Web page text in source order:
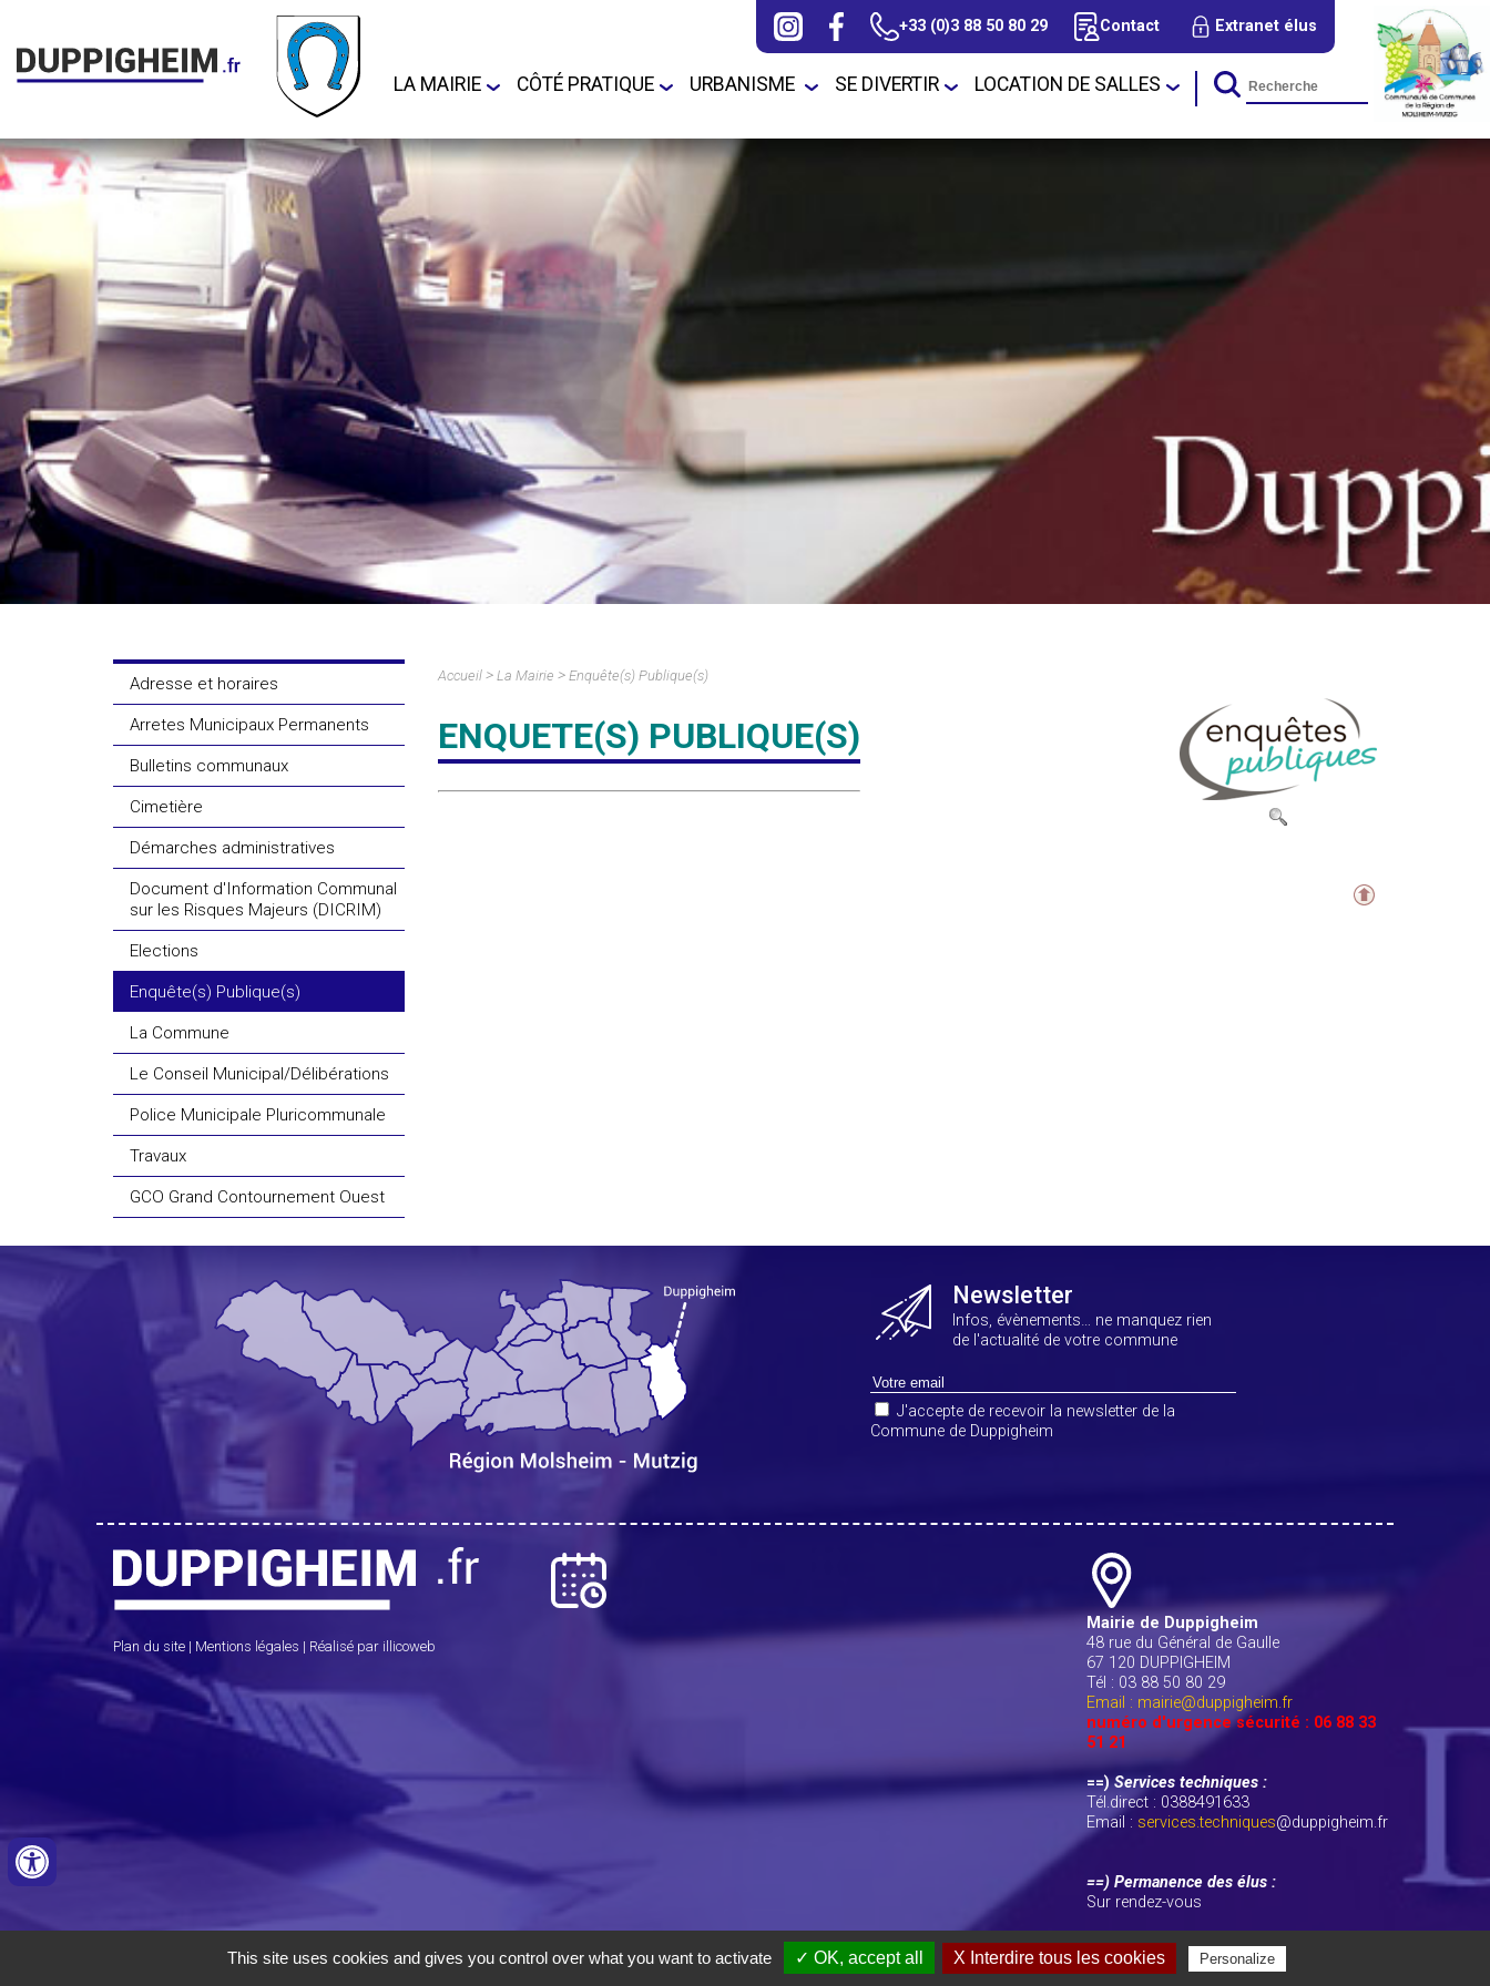
+33 (0)3 88 50 80 29 Contact Extranet élus
LA MAIRIE
Adresse et horaires
Permanents
Bulletins communaux
Cimetière
Document
d'Information
Communal sur les
Risques Majeurs
(DICRIM)
Elections
Enquête(s) Publique(s)
La Commune
Le Conseil
Municipal/Délibérations
Police Municipale
Pluricommunale
GCO Grand
Contournement Ouest
CÔTÉ PRATIQUE
CCAS / Actions /
services sociaux
APC (Agence Postale
Communale)
Bibliothèque
Chasse/Pêche
Communauté de
Ecoles/Education/Petite
Enfance
Commerces, Artisans,
Entreprises & Emploi
Environnement /
Déchetterie
Recensement de la
population
Sécurité
URBANISME
Construire à Duppigheim
Teleservice/depot
dossiers
SE DIVERTIR LOCATION DE SALLES
Adresse et horaires
Arretes Municipaux Permanents
Bulletins communaux
Cimetière
Démarches administratives
Document d'Information Communal
sur les Risques Majeurs (DICRIM)
Elections
Enquête(s) Publique(s)
La Commune
Le Conseil Municipal/Délibérations
Police Municipale Pluricommunale
Travaux
GCO Grand Contournement Ouest
Accueil> La Mairie > Enquête(s) Publique(s)
ENQUETE(S) PUBLIQUE(S)
Newsletter
Infos, évènements… ne manquez rien
de l'actualité de votre commune
J'accepte de recevoir la newsletter de la
Commune de Duppigheim
Plan du site | Mentions légales | Réalisé par illicoweb
Mairie de Duppigheim
48 rue du Général de Gaulle
67 120 DUPPIGHEIM
Tél : 03 88 50 80 29
Email : mairie@duppigheim.fr
numéro d'urgence sécurité : 06 88 33
51 21
==)Services techniques :
Tél.direct : 0388491633
Email : services.techniques@duppigheim.fr
==) Permanence des élus :
Sur rendez-vous
This site uses cookies and gives you control over what you want to activate ✓ OK, accept all X Interdire tous les cookies Personalize